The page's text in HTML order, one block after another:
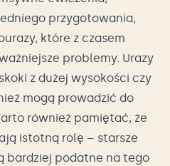
przygotowania,
które z czasem
problemy. Urazy
z dużej wysokości czy
mogą prowadzić do
również pamiętać, że
istotną rolę – starsze
bardziej podatne na tego